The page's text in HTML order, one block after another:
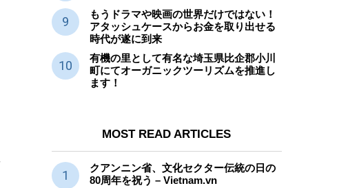
もうドラマや映画の世界だけではない！
アタッシュケースからお金を取り出せる
時代が遂に到来
有機の里として有名な埼玉県比企郡小川
町にてオーガニックツーリズムを推進し
ます！
MOST READ ARTICLES
クアンニン省、文化セクター伝統の日の
80周年を祝う – Vietnam.vn